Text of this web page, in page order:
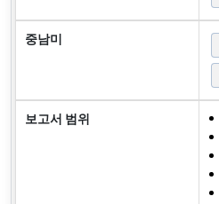
중남미
보고서 범위